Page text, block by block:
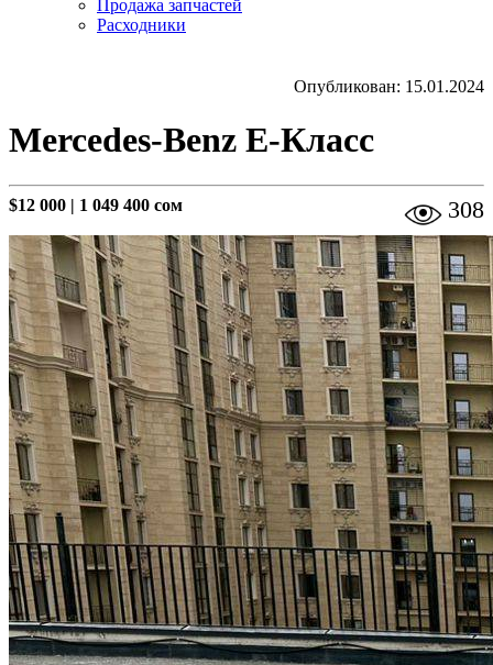
Продажа запчастей
Расходники
Опубликован: 15.01.2024
Mercedes-Benz E-Класс
$12 000 | 1 049 400 сом 308